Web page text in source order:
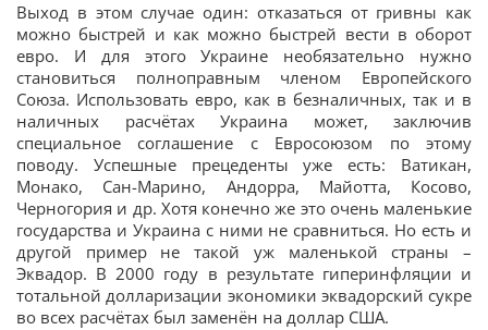
Выход в этом случае один: отказаться от гривны как
можно быстрей и как можно быстрей вести в оборот
евро. И для этого Украине необязательно нужно
становиться полноправным членом Европейского
Союза. Использовать евро, как в безналичных, так и в
наличных расчётах Украина может, заключив
специальное соглашение с Евросоюзом по этому
поводу. Успешные прецеденты уже есть: Ватикан,
Монако, Сан-Марино, Андорра, Майотта, Косово,
Черногория и др. Хотя конечно же это очень маленькие
государства и Украина с ними не сравниться. Но есть и
другой пример не такой уж маленькой страны –
Эквадор. В 2000 году в результате гиперинфляции и
тотальной долларизации экономики эквадорский сукре
во всех расчётах был заменён на доллар США.